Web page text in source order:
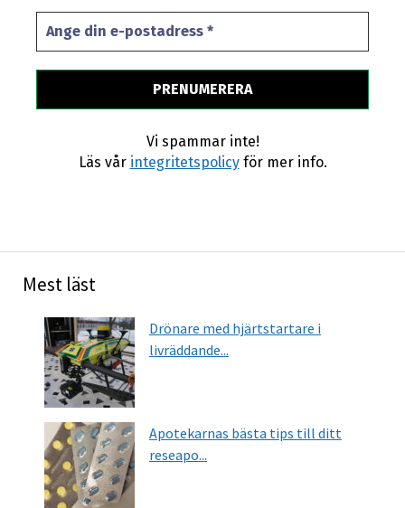
Vi spammar inte!
Läs vår integritetspolicyför mer info.
Mest läst
Drönare med hjärtstartare i
livräddande...
Apotekarnas bästa tips till ditt
reseapo...